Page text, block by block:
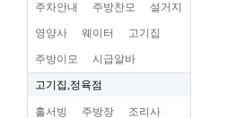
주차안내 주방찬모 설거지
영양사 웨이터 고기집
주방이모 시급알바
고기집,정육점
홀서빙 주방장 조리사